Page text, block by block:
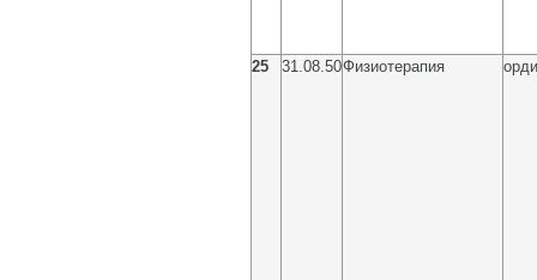
25 31.08.50Физиотерапия